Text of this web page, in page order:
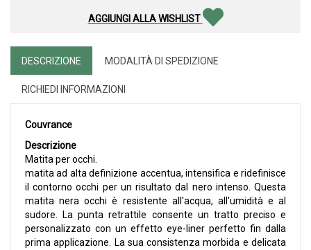
AGGIUNGI ALLA WISHLIST
DESCRIZIONE MODALITÀ DI SPEDIZIONE
RICHIEDI INFORMAZIONI
Couvrance
Descrizione
Matita per occhi.
matita ad alta definizione accentua, intensifica e ridefinisce
il contorno occhi per un risultato dal nero intenso. Questa
matita nera occhi è resistente all'acqua, all'umidità e al
sudore. La punta retrattile consente un tratto preciso e
personalizzato con un effetto eye-liner perfetto fin dalla
prima applicazione. La sua consistenza morbida e delicata